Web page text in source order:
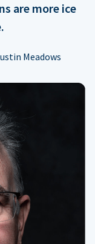
are more ice
Meadows